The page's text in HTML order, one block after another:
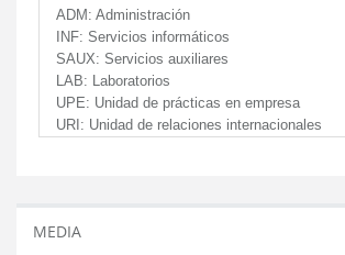
ADM: Administración
INF: Servicios informáticos
SAUX: Servicios auxiliares
LAB: Laboratorios
UPE: Unidad de prácticas en empresa
URI: Unidad de relaciones internacionales
MEDIA